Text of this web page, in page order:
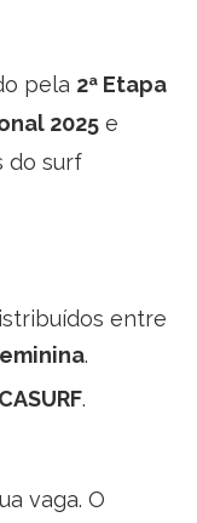
pela 2ª Etapa
2025 e
do surf
entre
.
.
vaga. O